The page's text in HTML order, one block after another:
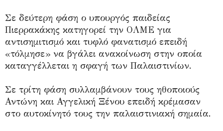
Σε δεύτερη φάση ο υπουργός παιδείας
Πιερρακάκης κατηγορεί την ΟΛΜΕ για
αντισημιτισμό και τυφλό φανατισμό επειδή
«τόλμησε» να βγάλει ανακοίνωση στην οποία
καταγγέλλεται η σφαγή των Παλαιστινίων.
Σε τρίτη φάση συλλαμβάνουν τους ηθοποιούς
Αντώνη και Αγγελική Ξένου επειδή κρέμασαν
στο αυτοκίνητό τους την παλαιστινιακή σημαία.